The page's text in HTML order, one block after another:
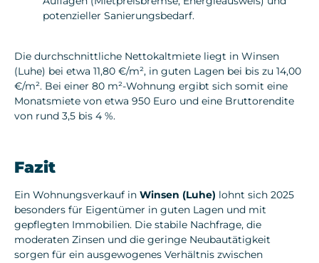
potenzieller Sanierungsbedarf.
Die durchschnittliche Nettokaltmiete liegt in Winsen
(Luhe) bei etwa 11,80 €/m², in guten Lagen bei bis zu 14,00
€/m². Bei einer 80 m²-Wohnung ergibt sich somit eine
Monatsmiete von etwa 950 Euro und eine Bruttorendite
von rund 3,5 bis 4 %.
Fazit
Ein Wohnungsverkauf in Winsen (Luhe) lohnt sich 2025
besonders für Eigentümer in guten Lagen und mit
gepflegten Immobilien. Die stabile Nachfrage, die
moderaten Zinsen und die geringe Neubautätigkeit
sorgen für ein ausgewogenes Verhältnis zwischen